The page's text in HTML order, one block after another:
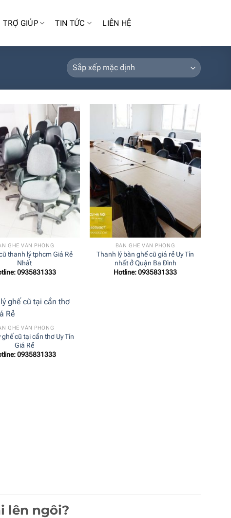
TRỢ GIÚP TIN TỨC LIÊN HỆ
GHẾ VĂN PHÒNG
thanh lý tphcm Giá Rẻ
Nhất
0935831333
+
BÀN GHẾ VĂN PHÒNG
Thanh lý bàn ghế cũ giá rẻ Uy Tín
nhất ở Quận Ba Đình
Hotline: 0935831333
GHẾ VĂN PHÒNG
cũ tại cần thơ Uy Tín
Giá Rẻ
0935831333
lên ngôi?